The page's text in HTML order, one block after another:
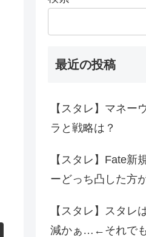
最近の投稿
【スタレ】マネー
ラと戦略は？
【スタレ】Fate新
ーどっち凸した方
【スタレ】スタレ
減かぁ…←それで